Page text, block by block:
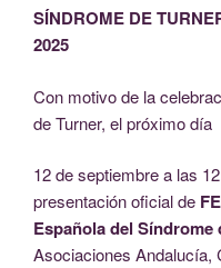
SÍNDROME DE
2025
Con motivo de la
de Turner, el próximo día
12 de septiembre a las
presentación oficial de
Española del Síndrome
Asociaciones Andalucía,